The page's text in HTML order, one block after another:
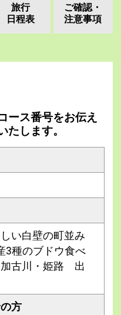
旅行
日程表
ご確認・
注意事項
ース番号をお伝え
たします。
い白壁の町並み
3種のブドウ食べ
加古川・姫路 出
方